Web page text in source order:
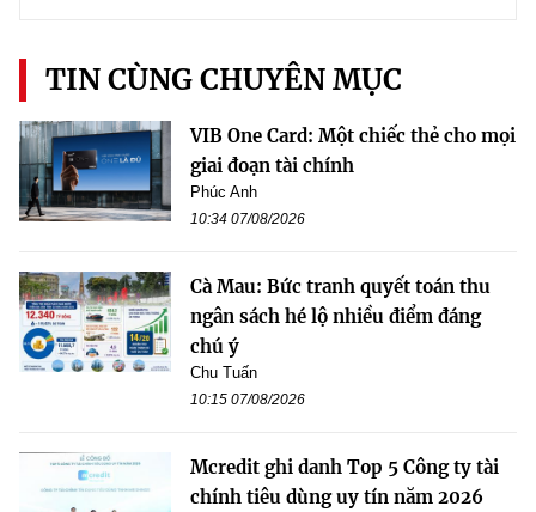
TIN CÙNG CHUYÊN MỤC
VIB One Card: Một chiếc thẻ cho mọi
giai đoạn tài chính
Phúc Anh
10:34 07/08/2026
Cà Mau: Bức tranh quyết toán thu
ngân sách hé lộ nhiều điểm đáng
chú ý
Chu Tuấn
10:15 07/08/2026
Mcredit ghi danh Top 5 Công ty tài
chính tiêu dùng uy tín năm 2026